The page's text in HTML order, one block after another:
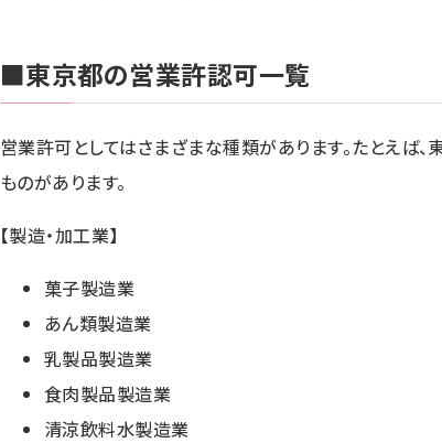
■東京都の営業許認可一覧
営業許可としてはさまざまな種類があります。たとえば
ものがあります。
【製造・加工業】
菓子製造業
あん類製造業
乳製品製造業
食肉製品製造業
清涼飲料水製造業